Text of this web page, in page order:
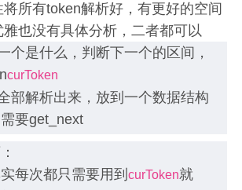
所有token解析好，有更好的空间
也没有具体分析，二者都可以
个是什么，判断下一个的区间，
curToken
部解析出来，放到一个数据结构
要get_next
每次都只需要用到curToken就